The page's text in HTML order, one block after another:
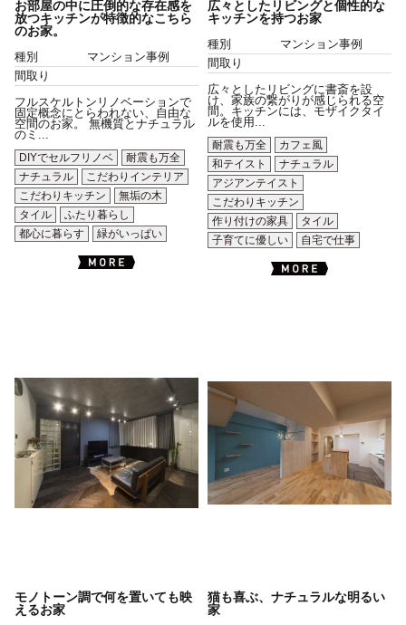
お部屋の中に圧倒的な存在感を
放つキッチンが特徴的なこちら
のお家。
種別
マンション事例
間取り
フルスケルトンリノベーションで
固定概念にとらわれない、自由な
空間のお家。 無機質とナチュラル
のミ...
DIYでセルフリノベ
耐震も万全
ナチュラル
こだわりインテリア
こだわりキッチン
無垢の木
タイル
ふたり暮らし
都心に暮らす
緑がいっぱい
広々としたリビングと個性的な
キッチンを持つお家
種別
マンション事例
間取り
広々としたリビングに書斎を設
け、家族の繋がりが感じられる空
間。キッチンには、モザイクタイ
ルを使用...
耐震も万全
カフェ風
和テイスト
ナチュラル
アジアンテイスト
こだわりキッチン
作り付けの家具
タイル
子育てに優しい
自宅で仕事
モノトーン調で何を置いても映
えるお家
猫も喜ぶ、ナチュラルな明るい
家